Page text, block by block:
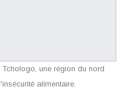
une région du nord
alimentaire.